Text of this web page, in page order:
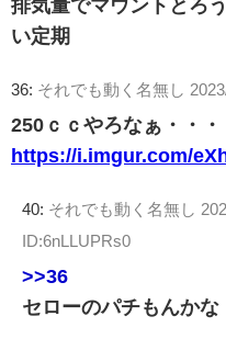
排気量でマウントとろ
い定期
36: それでも動く名無し
250ｃｃやろなぁ・・・
https://i.imgur.com/
40: それでも動く名無し
ID:6nLLUPRs0
>>36
セローのパチもんかな